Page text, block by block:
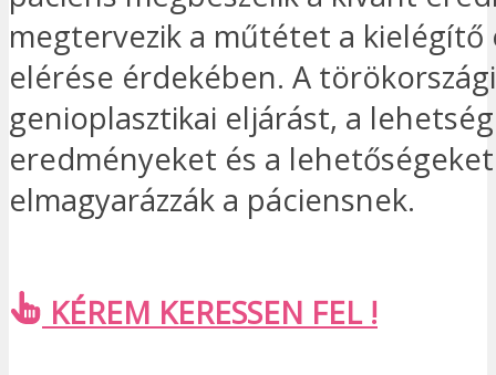
megtervezik a műtétet a kielégítő
elérése érdekében. A törökországi
genioplasztikai eljárást, a
eredményeket és a lehetőségeket
elmagyarázzák a páciensnek.
KÉREM KERESSEN FEL !